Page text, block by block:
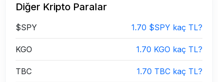
Diğer Kripto Paralar
$SPY 1.70 $SPY kaç TL?
KGO 1.70 KGO kaç TL?
TBC 1.70 TBC kaç TL?